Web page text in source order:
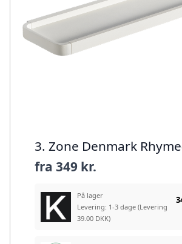
3. Zone Denmark
fra 349 kr.
På lager
Levering: 1-3 dage (Levering
39.00 DKK)